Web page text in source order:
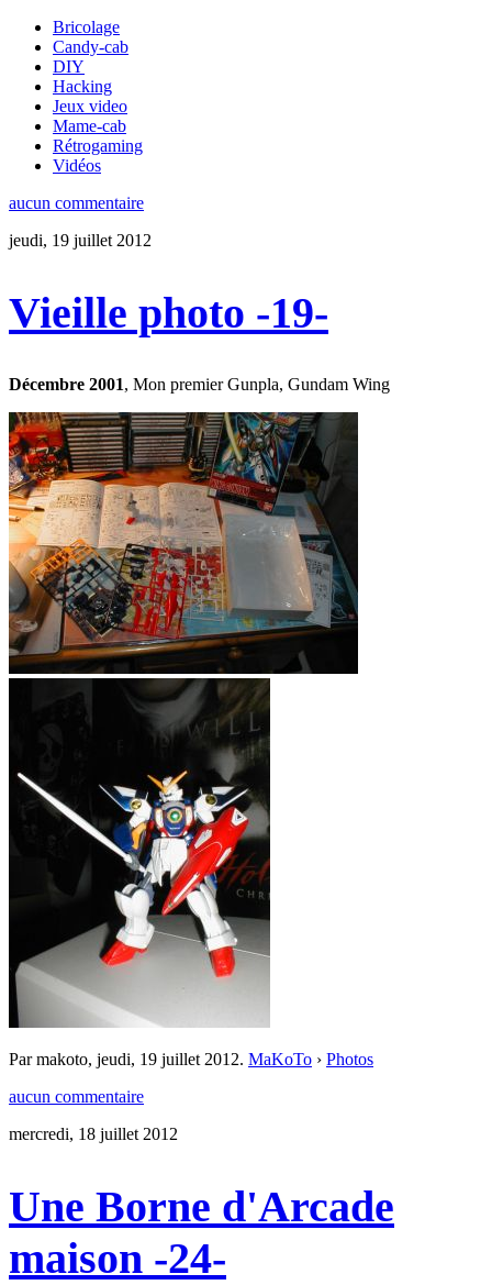
Bricolage
Candy-cab
DIY
Hacking
Jeux video
Mame-cab
Rétrogaming
Vidéos
aucun commentaire
jeudi, 19 juillet 2012
Vieille photo -19-
Décembre 2001, Mon premier Gunpla, Gundam Wing
Par makoto, jeudi, 19 juillet 2012. MaKoTo › Photos
aucun commentaire
mercredi, 18 juillet 2012
Une Borne d'Arcade
maison -24-